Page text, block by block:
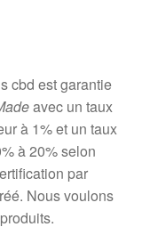
cbd est garantie
avec un taux
à 1% et un taux
à 20% selon
par
Nous voulons